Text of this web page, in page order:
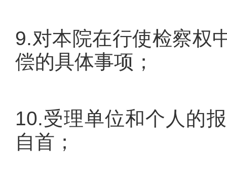
9.对本院在行使检察权
偿的具体事项；
10.受理单位和个人的
自首；